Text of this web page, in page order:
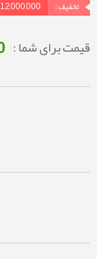
تخفیف :
12,000,000
قیمت برای شما :